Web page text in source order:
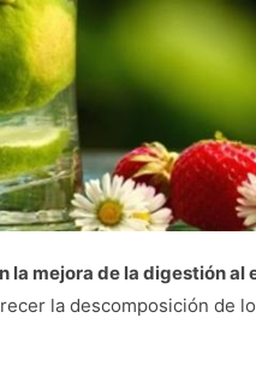
la mejora de la digestión
la descomposición de